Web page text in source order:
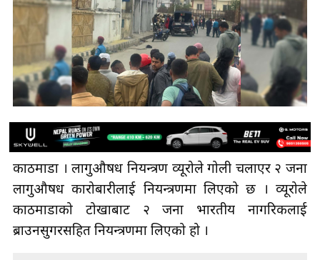
काठमाडौँ । लागुऔषध नियन्त्रण व्यूरोले गोली चलाएर २ जना
लागुऔषध कारोबारीलाई नियन्त्रणमा लिएको छ । व्यूरोले
काठमाडौँको टोखाबाट २ जना भारतीय नागरिकलाई
ब्राउनसुगरसहित नियन्त्रणमा लिएको हो ।